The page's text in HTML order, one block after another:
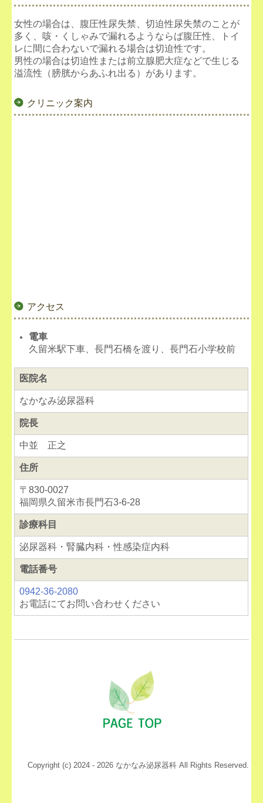
クリニック案内
アクセス
電車
久留米駅下車、長門石橋を渡り、長門石小学校前
医院名
なかなみ泌尿器科
院長
中並 正之
住所
〒830-0027
福岡県久留米市長門石3-6-28
診療科目
泌尿器科・腎臓内科・性感染症内科
電話番号
0942-36-2080
お電話にてお問い合わせください
女性の場合は、腹圧性尿失禁、切迫性尿失禁のことが
多く、咳・くしゃみで漏れるようならば腹圧性、トイ
レに間に合わないで漏れる場合は切迫性です。
男性の場合は切迫性または前立腺肥大症などで生じる
溢流性（膀胱からあふれ出る）があります。
Copyright (c) 2024 - 2026 なかなみ泌尿器科 All Rights Reserved.